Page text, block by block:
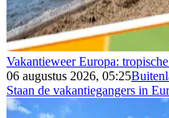
Vakantieweer Europa:
06 augustus 2026, 05:25
Staan de vakantiegangers in